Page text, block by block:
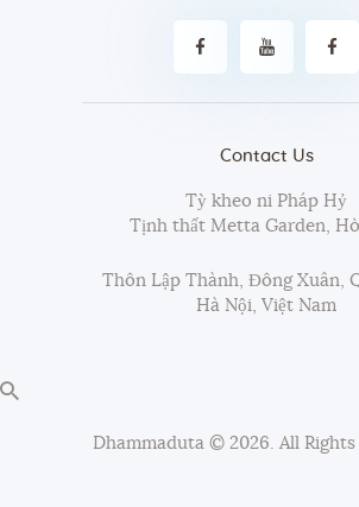
Contact Us
Tỳ kheo ni Pháp Hỷ
Tịnh thất Metta Garden,
Thôn Lập Thành, Đông Xuân,
Hà Nội, Việt Nam
Dhammaduta © 2026. All Rights